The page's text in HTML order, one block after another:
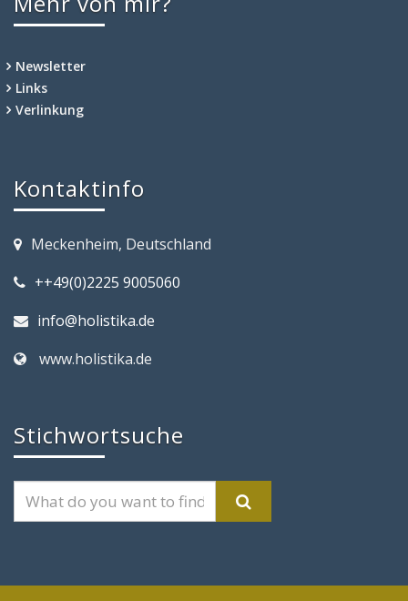
Newsletter
Links
Verlinkung
Kontaktinfo
Meckenheim, Deutschland
++49(0)2225 9005060
info@holistika.de
www.holistika.de
Stichwortsuche